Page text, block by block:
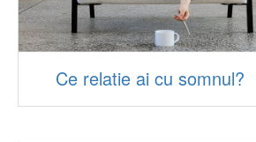
Ce relatie ai cu somnul?